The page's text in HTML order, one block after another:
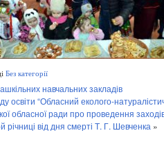
Без категорії
навчальних закладів
освіти “Обласний еколого-
обласної ради про проведення
від дня смерті Т. Г. Шевченка »